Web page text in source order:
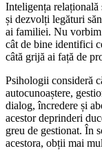
Inteligența relațională
și dezvolți legături
ai familiei. Nu vorbim
cât de bine identifici
câtă grijă ai față de
Psihologii consideră
autocunoaștere,
dialog, încredere și
acestor deprinderi
greu de gestionat. În
acestora, obții mai